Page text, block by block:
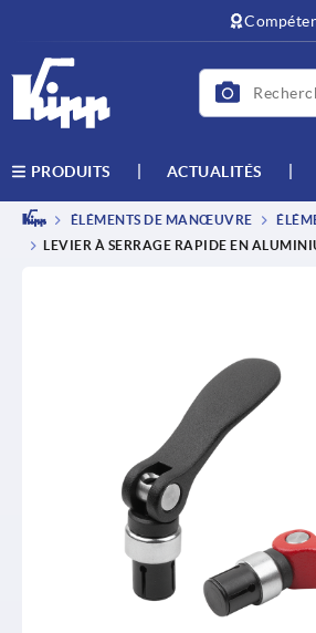
PRODUITS ACTUALITÉS
ÉLÉMENTS DE MANŒUVRE
LEVIER À SERRAGE RAPIDE EN